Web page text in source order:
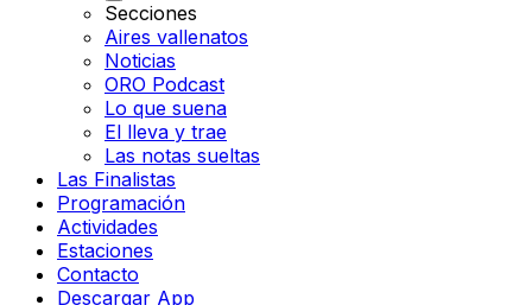
Secciones
Aires vallenatos
Noticias
ORO Podcast
Lo que suena
El lleva y trae
Las notas sueltas
Las Finalistas
Programación
Actividades
Estaciones
Contacto
Descargar App